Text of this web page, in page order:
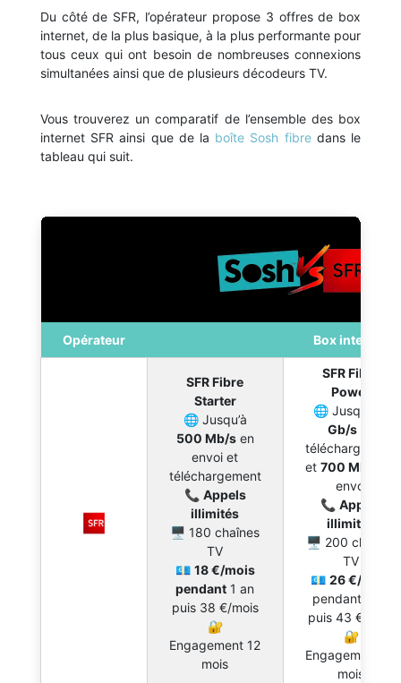
Du côté de SFR, l’opérateur propose 3 offres de box
internet, de la plus basique, à la plus performante pour
tous ceux qui ont besoin de nombreuses connexions
simultanées ainsi que de plusieurs décodeurs TV.
Vous trouverez un comparatif de l’ensemble des box
internet SFR ainsi que de la boîte Sosh fibredans le
tableau qui suit.
Opérateur Box internet
SFR Fibre
Starter
🌐 Jusqu’à
500 Mb/sen
envoi et
téléchargement
📞 Appels
illimités
🖥 180 chaînes
TV
💶 18 €/mois
pendant 1 an
puis 38 €/mois
🔐
Engagement 12
mois
SFR Fibre
Power
🌐 Jusqu’à
Gb/sen
téléchargement
et 700 Mb/s
envoi
📞 Appels
illimités
🖥 200 chaînes
TV
💶 26 €/mois
pendant 1 an
puis 43 €/mois
🔐
Engagement 12
mois